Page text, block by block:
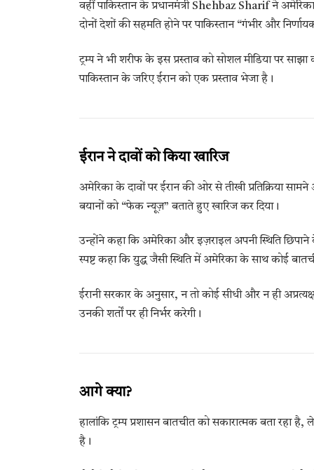
वहीं पाकिस्तान के प्रधानमंत्री Shehbaz Sharif ने
दोनों देशों की सहमति होने पर पाकिस्तान “गंभीर और
ट्रम्प ने भी शरीफ के इस प्रस्ताव को सोशल मीडिया पर
पाकिस्तान के जरिए ईरान को एक प्रस्ताव भेजा है।
ईरान ने दावों को किया खारिज
अमेरिका के दावों पर ईरान की ओर से तीखी प्रतिक्रिया
बयानों को “फेक न्यूज़” बताते हुए खारिज कर दिया।
उन्होंने कहा कि अमेरिका और इज़राइल अपनी स्थिति
स्पष्ट कहा कि युद्ध जैसी स्थिति में अमेरिका के साथ कोई
ईरानी सरकार के अनुसार, न तो कोई सीधी और न ही
उनकी शर्तों पर ही निर्भर करेगी।
आगे क्या?
हालांकि ट्रम्प प्रशासन बातचीत को सकारात्मक बता रहा
है।